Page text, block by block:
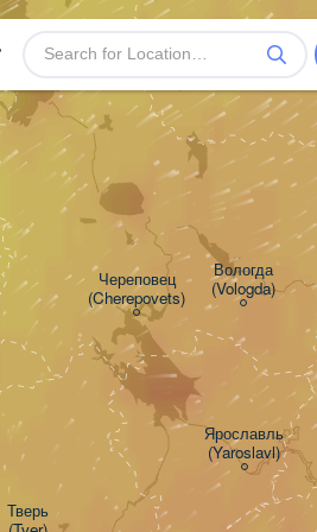
Ярославль
(Yaroslavl)
Череповец
(Cherepovets)
Тверь
Вологда
(Vologda)